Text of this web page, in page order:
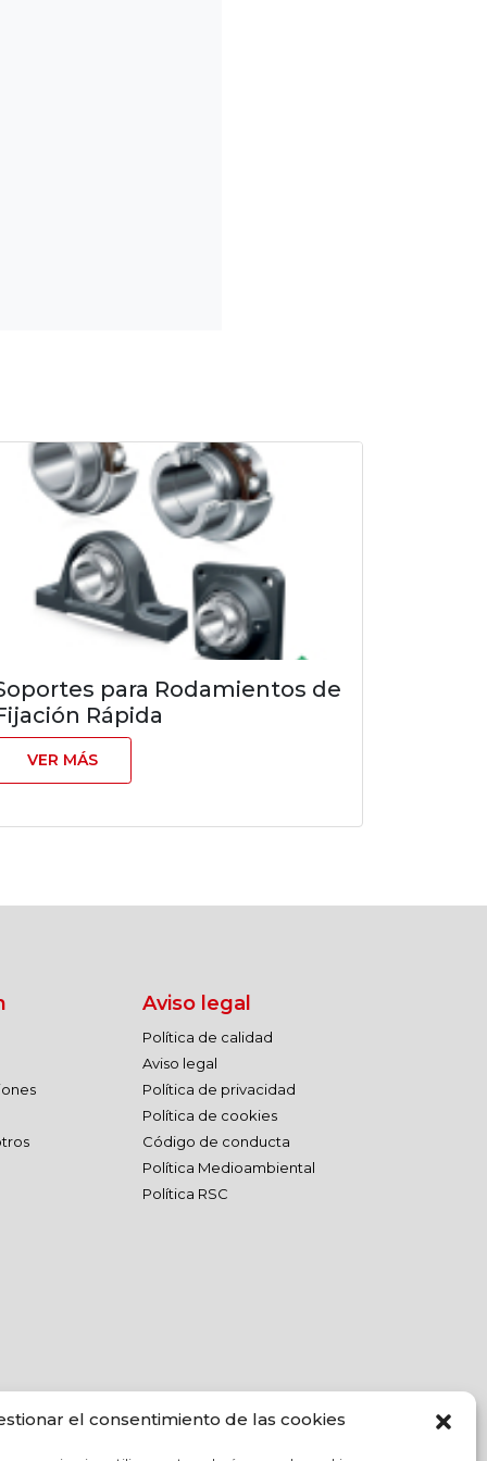
el consentimiento de las cookies
para Rodamientos de
Rápida
VER MÁS
Aviso legal
Política de calidad
Aviso legal
Política de privacidad
Política de cookies
Código de conducta
Política Medioambiental
Política RSC